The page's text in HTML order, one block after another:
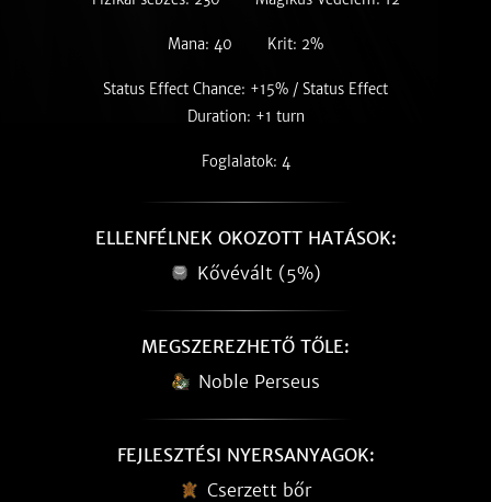
Mana: 40 Krit: 2%
Status Effect Chance: +15% / Status Effect
Duration: +1 turn
Foglalatok: 4
ELLENFÉLNEK OKOZOTT HATÁSOK:
Kővévált (5%)
MEGSZEREZHETŐ TŐLE:
Noble Perseus
FEJLESZTÉSI NYERSANYAGOK:
Cserzett bőr